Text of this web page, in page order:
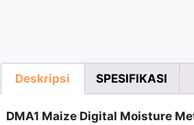
Deskripsi SPESIFIKASI
DMA1 Maize Digital Moisture